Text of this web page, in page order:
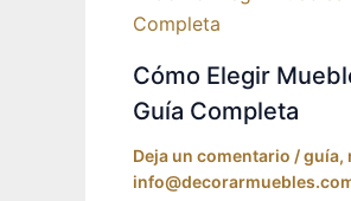
Cómo Elegir
Guía Completa
Deja un comentario /guía,